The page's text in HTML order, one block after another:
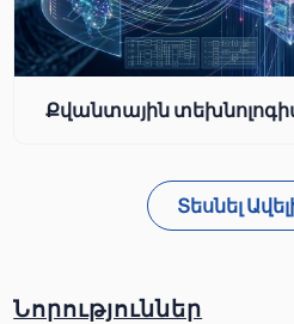
Քվանտային
Տեսնել
Նորություններ